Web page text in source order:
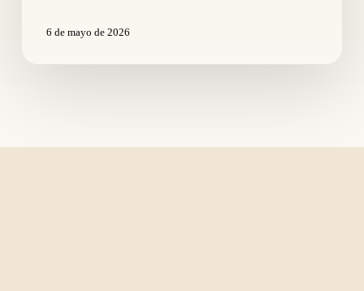
6 de mayo de 2026